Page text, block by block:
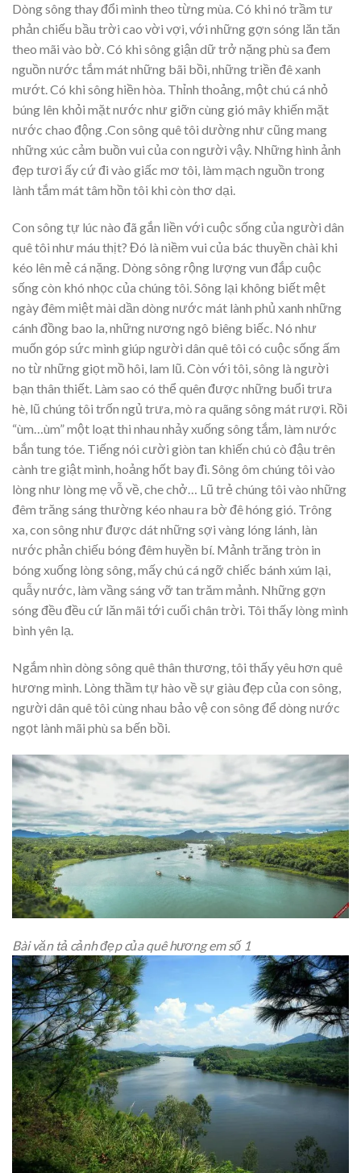
Dòng sông thay đổi mình theo từng mùa. Có khi nó trầm tư
phản chiếu bầu trời cao vời vợi, với những gợn sóng lăn tăn
theo mãi vào bờ. Có khi sông giận dữ trở nặng phù sa đem
nguồn nước tắm mát những bãi bồi, những triền đê xanh
mướt. Có khi sông hiền hòa. Thỉnh thoảng, một chú cá nhỏ
búng lên khỏi mặt nước như giỡn cùng gió mây khiến mặt
nước chao động .Con sông quê tôi dường như cũng mang
những xúc cảm buồn vui của con người vậy. Những hình ảnh
đẹp tươi ấy cứ đi vào giấc mơ tôi, làm mạch nguồn trong
lành tắm mát tâm hồn tôi khi còn thơ dại.
Con sông tự lúc nào đã gắn liền với cuộc sống của người dân
quê tôi như máu thịt? Đó là niềm vui của bác thuyền chài khi
kéo lên mẻ cá nặng. Dòng sông rộng lượng vun đắp cuộc
sống còn khó nhọc của chúng tôi. Sông lại không biết mệt
ngày đêm miệt mài dần dòng nước mát lành phủ xanh những
cánh đồng bao la, những nương ngô biêng biếc. Nó như
muốn góp sức mình giúp người dân quê tôi có cuộc sống ấm
no từ những giọt mồ hôi, lam lũ. Còn với tôi, sông là người
bạn thân thiết. Làm sao có thể quên được những buổi trưa
hè, lũ chúng tôi trốn ngủ trưa, mò ra quãng sông mát rượi. Rồi
“ùm…ùm” một loạt thi nhau nhảy xuống sông tắm, làm nước
bắn tung tóe. Tiếng nói cười giòn tan khiến chú cò đậu trên
cành tre giật mình, hoảng hốt bay đi. Sông ôm chúng tôi vào
lòng như lòng mẹ vỗ về, che chở… Lũ trẻ chúng tôi vào những
đêm trăng sáng thường kéo nhau ra bờ đê hóng gió. Trông
xa, con sông như được dát những sợi vàng lóng lánh, làn
nước phản chiếu bóng đêm huyền bí. Mảnh trăng tròn in
bóng xuống lòng sông, mấy chú cá ngỡ chiếc bánh xúm lại,
quẫy nước, làm vầng sáng vỡ tan trăm mảnh. Những gợn
sóng đều đều cứ lăn mãi tới cuối chân trời. Tôi thấy lòng mình
bình yên lạ.
Ngắm nhìn dòng sông quê thân thương, tôi thấy yêu hơn quê
hương mình. Lòng thầm tự hào về sự giàu đẹp của con sông,
người dân quê tôi cùng nhau bảo vệ con sông để dòng nước
ngọt lành mãi phù sa bến bồi.
Bài văn tả cảnh đẹp của quê hương em số 1